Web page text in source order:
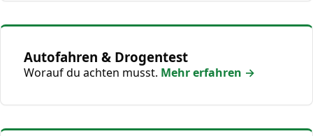
Autofahren & Drogentest
Worauf du achten musst. Mehr erfahren →